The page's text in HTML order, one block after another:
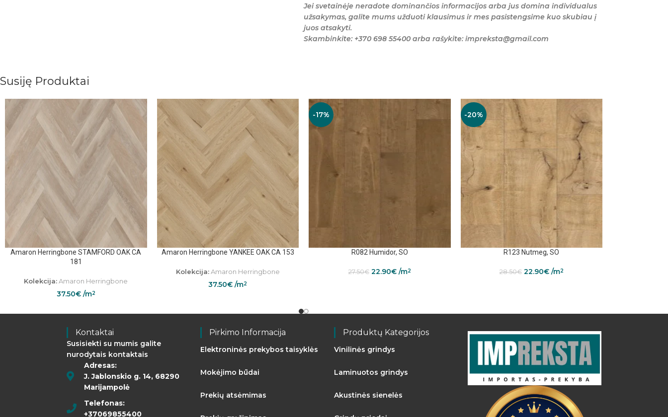
Jei svetainėje neradote dominančios informacijos arba jus domina individualus
užsakymas, galite mums užduoti klausimus ir mes pasistengsime kuo skubiau į
juos atsakyti.
Skambinkite: +370 698 55400 arba rašykite: impreksta@gmail.com
Susiję Produktai
Amaron Herringbone STAMFORD OAK CA
181
Kolekcija:Amaron Herringbone
37.50€/m2
Amaron Herringbone YANKEE OAK CA 153
Kolekcija:Amaron Herringbone
37.50€ /m2
-17%
R082 Humidor, SO
27.50€ 22.90€/m2
-20%
R123 Nutmeg, SO
28.50€ 22.90€/m2
Kontaktai
Susisiekti su mumis galite
nurodytais kontaktais
Adresas:
J. Jablonskio g. 14, 68290
Marijampolė
Telefonas:
+37069855400
Pirkimo Informacija
Elektroninės prekybos taisyklės
Mokėjimo būdai
Prekių atsėmimas
Produktų Kategorijos
Vinilinės grindys
Laminuotos grindys
Akustinės sienelės